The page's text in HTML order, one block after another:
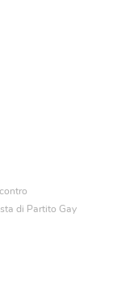
di Partito Gay